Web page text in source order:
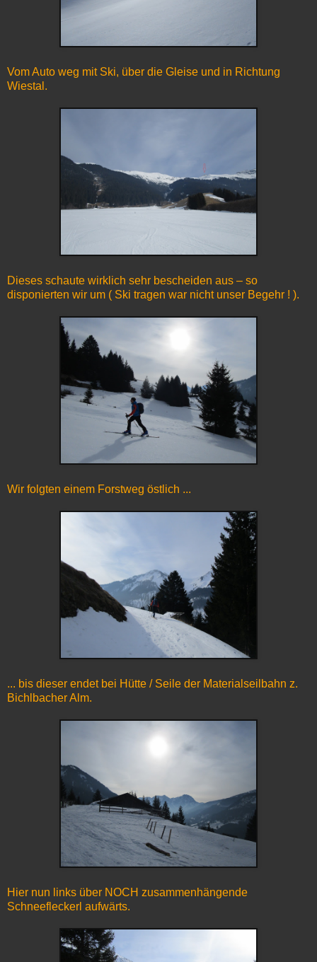
Vom Auto weg mit Ski, über die Gleise und in Richtung
Wiestal.
Dieses schaute wirklich sehr bescheiden aus – so
disponierten wir um ( Ski tragen war nicht unser Begehr ! ).
Wir folgten einem Forstweg östlich ...
... bis dieser endet bei Hütte / Seile der Materialseilbahn z.
Bichlbacher Alm.
Hier nun links über NOCH zusammenhängende
Schneefleckerl aufwärts.